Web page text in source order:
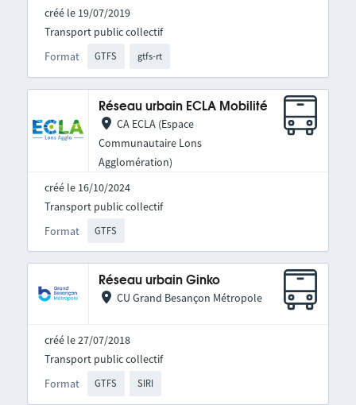
créé le 19/07/2019
Format GTFS gtfs-rt
Transport public collectif
Réseau urbain ECLA Mobilité
CA ECLA (Espace
Communautaire Lons
Agglomération)
créé le 16/10/2024
Format GTFS
Transport public collectif
Réseau urbain Ginko
CU Grand Besançon Métropole
créé le 27/07/2018
Format GTFS SIRI
Transport public collectif